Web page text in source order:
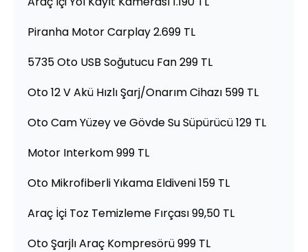
Piranha Motor Carplay 2.699 TL
5735 Oto USB Soğutucu Fan 299 TL
Oto 12 V Akü Hızlı Şarj/Onarım Cihazı 599 TL
Oto Cam Yüzey ve Gövde Su Süpürücü 129 TL
Motor Interkom 999 TL
Oto Mikrofiberli Yıkama Eldiveni 159 TL
Araç İçi Toz Temizleme Fırçası 99,50 TL
Oto Şarjlı Araç Kompresörü 999 TL